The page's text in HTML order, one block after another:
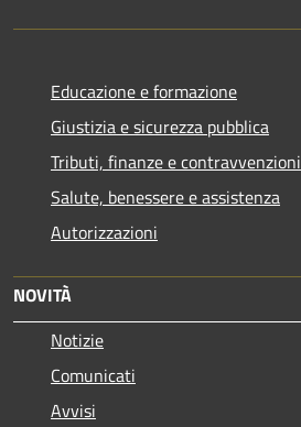
Educazione e formazione
Giustizia e sicurezza pubblica
Tributi, finanze e contravvenzioni
Salute, benessere e assistenza
Autorizzazioni
NOVITÀ
Notizie
Comunicati
Avvisi